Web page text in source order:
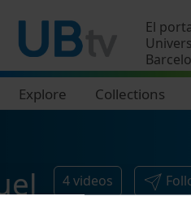
El
Explore Collections
4videos